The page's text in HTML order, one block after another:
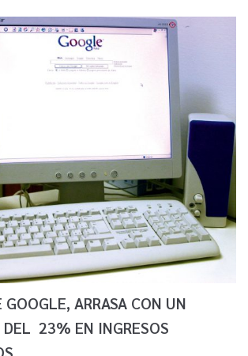
ARRASA CON UN
DEL 23% EN INGRESOS